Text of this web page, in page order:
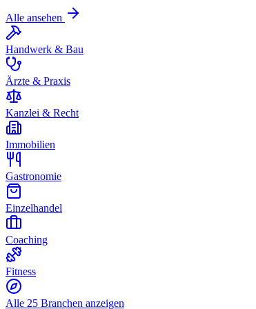
Alle ansehen
Handwerk & Bau
Ärzte & Praxis
Kanzlei & Recht
Immobilien
Gastronomie
Einzelhandel
Coaching
Fitness
Alle 25 Branchen anzeigen